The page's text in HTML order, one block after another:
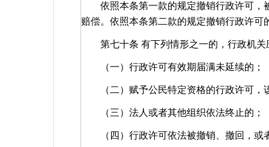
依照本条第一款的规定撤销行政许可，
赔偿。依照本条第二款的规定撤销行政许
第七十条 有下列情形之一的，行政机关
（一）行政许可有效期届满未延续的；
（二）赋予公民特定资格的行政许可，
（三）法人或者其他组织依法终止的；
（四）行政许可依法被撤销、撤回，或